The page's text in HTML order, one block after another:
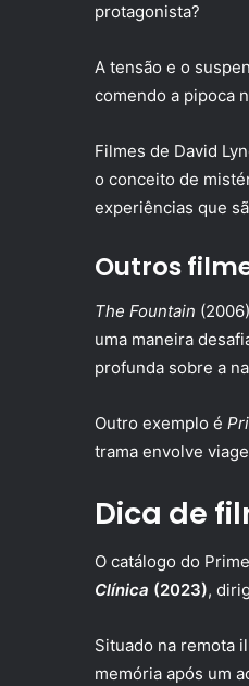
protagonista?
A tensão e o
comendo a pipoca
Filmes de David
o conceito de
experiências que
Outros
The Fountain
uma maneira
profunda sobre a
Outro exemplo é
trama envolve
Dica de
O catálogo do
Clínica (2023),
Situado na remota
memória após um